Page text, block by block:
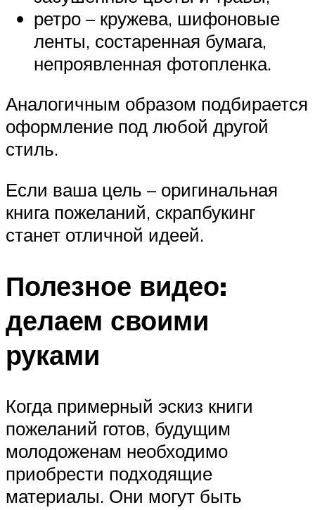
ретро – кружева, шифоновые
ленты, состаренная бумага,
непроявленная фотопленка.
Аналогичным образом подбирается
оформление под любой другой
стиль.
Если ваша цель – оригинальная
книга пожеланий, скрапбукинг
станет отличной идеей.
Полезное видео:
делаем своими
руками
Когда примерный эскиз книги
пожеланий готов, будущим
молодоженам необходимо
приобрести подходящие
материалы. Они могут быть